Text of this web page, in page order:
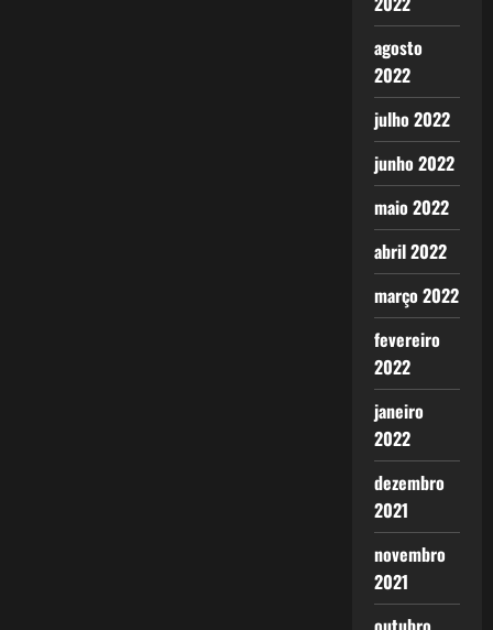
agosto
2022
julho 2022
junho 2022
maio 2022
abril 2022
março 2022
fevereiro
2022
janeiro
2022
dezembro
2021
novembro
2021